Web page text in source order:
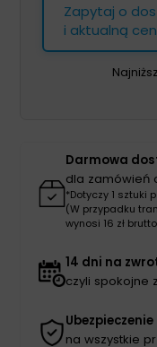
Zapytaj o
i aktualną
Darmowa
dla zamówień
*Dotyczy 1 sztuki
(W przypadku
wynosi 16 zł
14 dni na
czyli spokojne
Ubezpieczenie
na wszystkie